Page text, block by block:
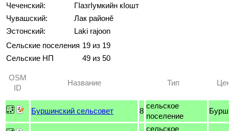
Чеченский:
ГӀазгӀумкийн кӀошт
Чувашский:
Лак районĕ
Эстонский:
Laki rajoon
Сельские поселения 19 из 19
Сельские НП
49 из 50
OSM
ID
Название Тип
Буршинский сельсовет 8
сельское
поселение
сельское